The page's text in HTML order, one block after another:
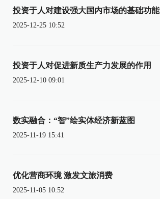
投资于人对建设强大国内市场的基础功能
2025-12-25 10:52
投资于人对促进新质生产力发展的作用
2025-12-10 09:01
数实融合：“智”绘实体经济新蓝图
2025-11-19 15:41
优化营商环境 激发文旅消费
2025-11-05 10:52